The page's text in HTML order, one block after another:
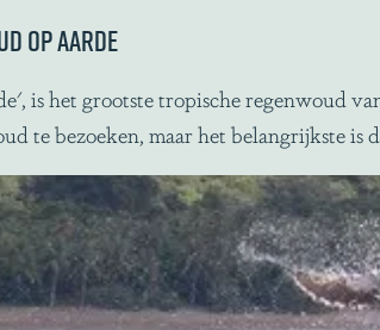
OP AARDE
is het grootste tropische regenwoud
te bezoeken, maar het belangrijkste is